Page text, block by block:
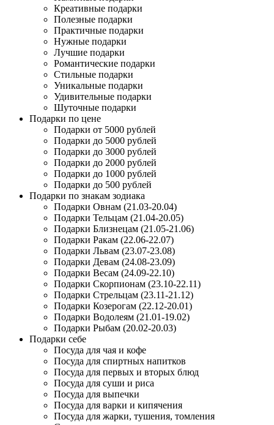
Креативные подарки
Полезные подарки
Практичные подарки
Нужные подарки
Лучшие подарки
Романтические подарки
Стильные подарки
Уникальные подарки
Удивительные подарки
Шуточные подарки
Подарки по цене
Подарки от 5000 рублей
Подарки до 5000 рублей
Подарки до 3000 рублей
Подарки до 2000 рублей
Подарки до 1000 рублей
Подарки до 500 рублей
Подарки по знакам зодиака
Подарки Овнам (21.03-20.04)
Подарки Тельцам (21.04-20.05)
Подарки Близнецам (21.05-21.06)
Подарки Ракам (22.06-22.07)
Подарки Львам (23.07-23.08)
Подарки Девам (24.08-23.09)
Подарки Весам (24.09-22.10)
Подарки Скорпионам (23.10-22.11)
Подарки Стрельцам (23.11-21.12)
Подарки Козерогам (22.12-20.01)
Подарки Водолеям (21.01-19.02)
Подарки Рыбам (20.02-20.03)
Подарки себе
Посуда для чая и кофе
Посуда для спиртных напитков
Посуда для первых и вторых блюд
Посуда для суши и риса
Посуда для выпечки
Посуда для варки и кипячения
Посуда для жарки, тушения, томления